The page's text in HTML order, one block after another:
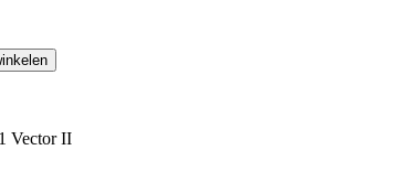
Vector II